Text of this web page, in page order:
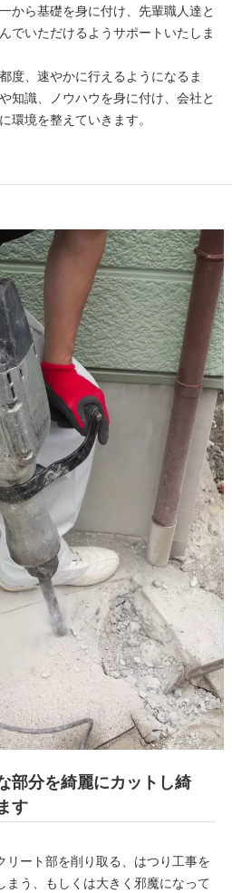
から基礎を身に付け、先輩職人達と
でいただけるようサポートいたしま
度、速やかに行えるようになるま
知識、ノウハウを身に付け、会社と
環境を整えていきます。
部分を綺麗にカットし綺
す
リート部を削り取る、はつり工事を
まう、もしくは大きく邪魔になって